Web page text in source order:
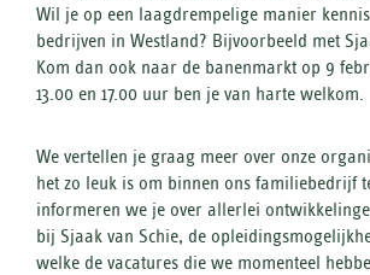
Wil je op een laagdrempelige manier
bedrijven in Westland? Bijvoorbeeld met
Kom dan ook naar de banenmarkt op 9
13.00 en 17.00 uur ben je van harte welkom.
We vertellen je graag meer over onze
het zo leuk is om binnen ons familiebedrijf
informeren we je over allerlei
bij Sjaak van Schie, de
welke de vacatures die we momenteel